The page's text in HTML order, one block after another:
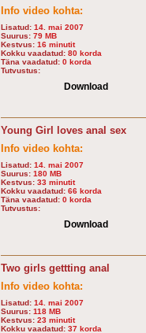
Info video kohta:
Lisatud: 14. mai 2007
Suurus: 79 MB
Kestvus: 16 minutit
Kokku vaadatud: 80 korda
Täna vaadatud: 0 korda
Tutvustus:
Download
Young Girl loves anal sex
Info video kohta:
Lisatud: 14. mai 2007
Suurus: 180 MB
Kestvus: 33 minutit
Kokku vaadatud: 66 korda
Täna vaadatud: 0 korda
Tutvustus:
Download
Two girls gettting anal
Info video kohta:
Lisatud: 14. mai 2007
Suurus: 118 MB
Kestvus: 23 minutit
Kokku vaadatud: 37 korda